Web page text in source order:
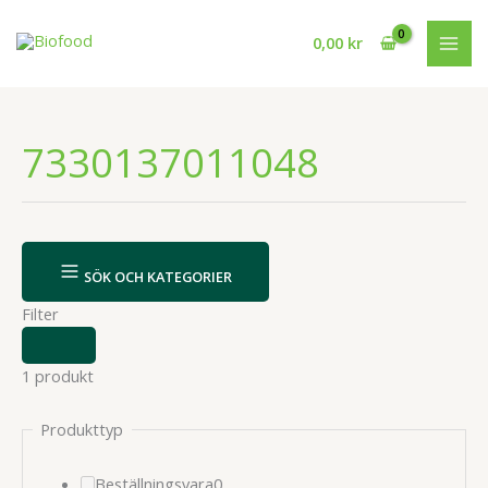
0,00 kr
7330137011048
SÖK OCH KATEGORIER
Filter
ELLER
DÖLJ
1 produkt
Produkttyp
Beställningsvara00